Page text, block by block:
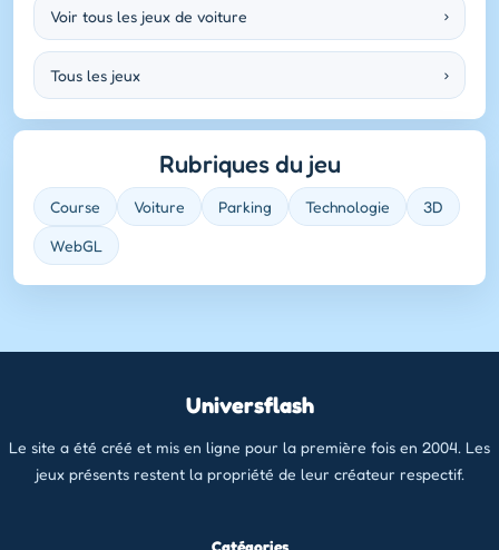
Voir tous les jeux de voiture ›
Tous les jeux ›
Rubriques du jeu
Course Voiture Parking Technologie 3D
WebGL
Universflash
Le site a été créé et mis en ligne pour la première fois en 2004. Les
jeux présents restent la propriété de leur créateur respectif.
Catégories